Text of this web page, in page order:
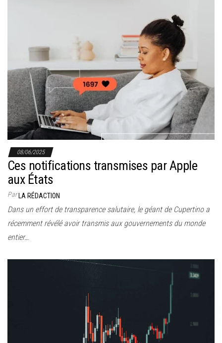
08/06/2025
Ces notifications transmises par Apple
aux États
ParLA RÉDACTION
Dans un effort de transparence salutaire, le géant de Cupertino a
récemment révélé avoir transmis aux gouvernements du monde
entier…